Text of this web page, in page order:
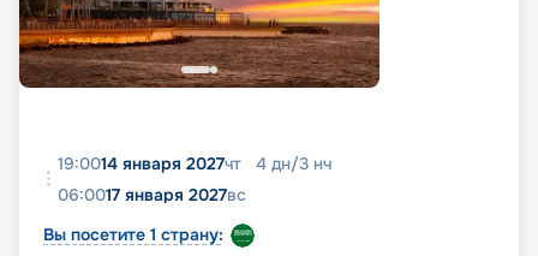
19:0014 января 2027чт 4 дн/3 нч
06:0017 января 2027вс
Вы посетите 1 страну: